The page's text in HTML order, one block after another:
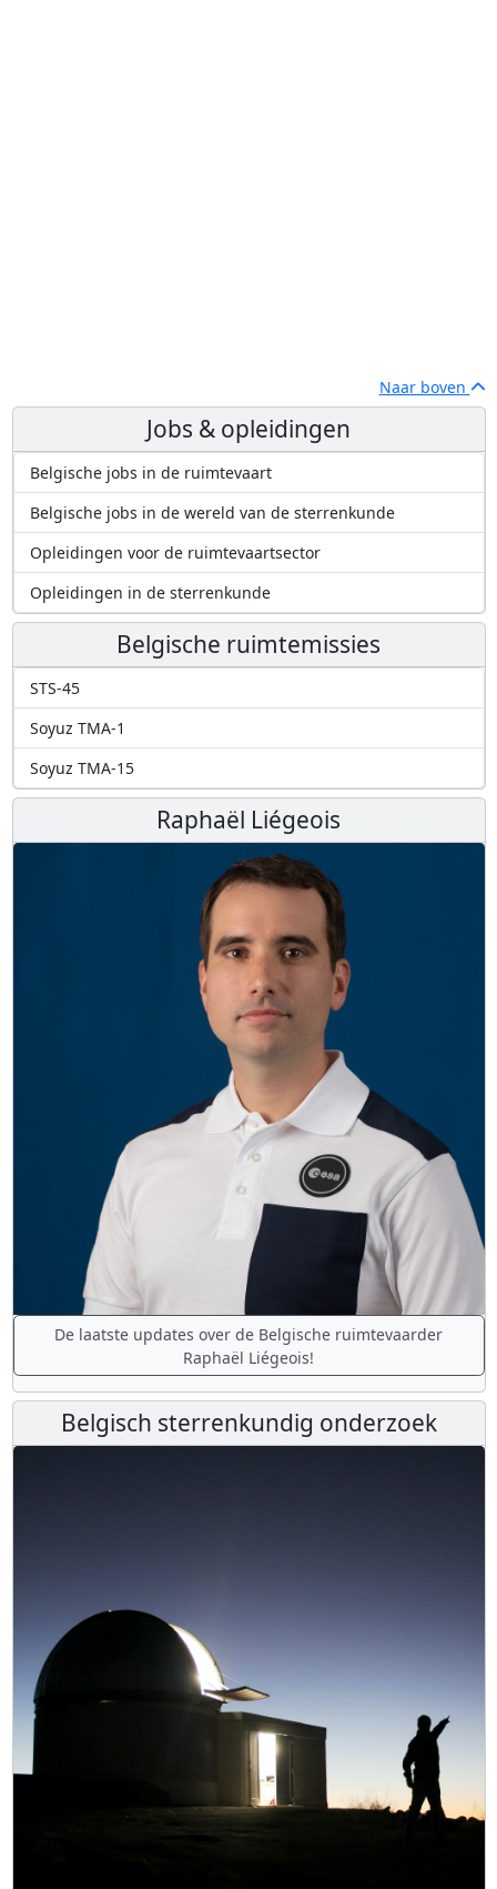
Naar boven
Jobs & opleidingen
Belgische jobs in de ruimtevaart
Belgische jobs in de wereld van de sterrenkunde
Opleidingen voor de ruimtevaartsector
Opleidingen in de sterrenkunde
Belgische ruimtemissies
STS-45
Soyuz TMA-1
Soyuz TMA-15
Raphaël Liégeois
De laatste updates over de Belgische ruimtevaarder
Raphaël Liégeois!
Belgisch sterrenkundig onderzoek